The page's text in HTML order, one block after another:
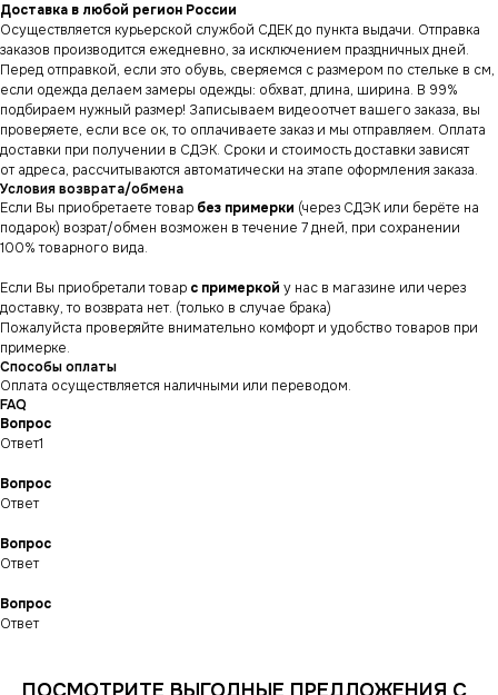
Доставка в любой регион России
Осуществляется курьерской службой СДЕК до пункта выдачи. Отправка
заказов производится ежедневно, за исключением праздничных дней.
Перед отправкой, если это обувь, сверяемся с размером по стельке в см,
если одежда делаем замеры одежды: обхват, длина, ширина. В 99%
подбираем нужный размер! Записываем видеоотчет вашего заказа, вы
проверяете, если все ок, то оплачиваете заказ и мы отправляем. Оплата
доставки при получении в СДЭК. Сроки и стоимость доставки зависят
от адреса, рассчитываются автоматически на этапе оформления заказа.
Условия возврата/обмена
Если Вы приобретаете товар без примерки (через СДЭК или берёте на
подарок) возрат/обмен возможен в течение 7 дней, при сохранении
100% товарного вида.
Если Вы приобретали товар с примеркой у нас в магазине или через
доставку, то возврата нет. (только в случае брака)
Пожалуйста проверяйте внимательно комфорт и удобство товаров при
примерке.
Способы оплаты
Оплата осуществляется наличными или переводом.
FAQ
Вопрос
Ответ1
Вопрос
Ответ
Вопрос
Ответ
Вопрос
Ответ
СНИКЕРСДИЛЕР
ИНФОРМАЦИЯ